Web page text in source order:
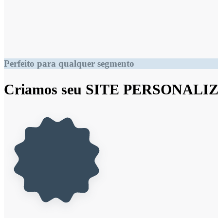
Perfeito para qualquer segmento
Criamos seu SITE